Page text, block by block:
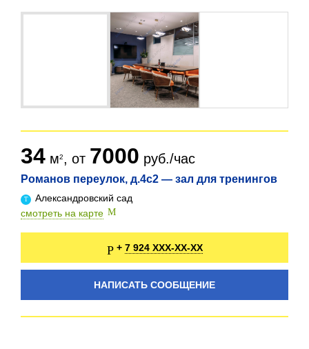
Романов переулок, д.4с2 — зал для тренингов
Александровский сад
смотреть на карте
34 м , от 7000 руб./час
+ 7 924 XXX-XX-XX
НАПИСАТЬ СООБЩЕНИЕ